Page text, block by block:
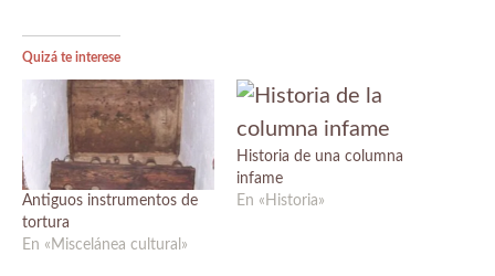
Quizá te interese
Antiguos instrumentos de
tortura
En «Miscelánea cultural»
Historia de una columna
infame
En «Historia»